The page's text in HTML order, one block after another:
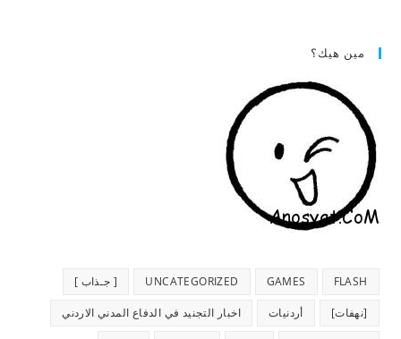
مين هيك؟
FLASH
GAMES
UNCATEGORIZED [ جـذاب ]
[نهفات] أردنيات اخبار التجنيد في الدفاع المدني الاردني